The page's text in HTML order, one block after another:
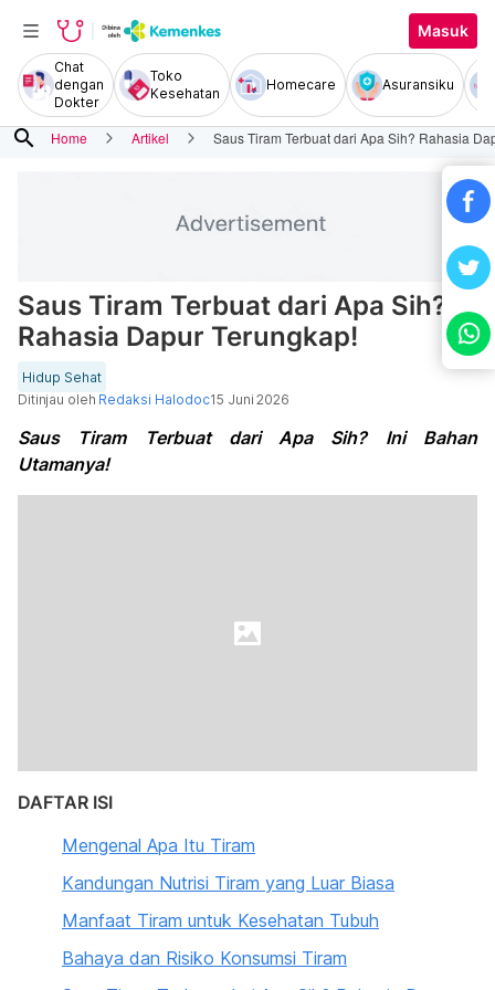
Masuk
Chat
dengan
Dokter
Toko
Kesehatan
Homecare Asuransiku
search Home Artikel Saus Tiram Terbuat dari Apa Sih? Rahasia
Saus Tiram Terbuat dari Apa Sih?
Rahasia Dapur Terungkap!
Hidup Sehat
Ditinjau oleh Redaksi Halodoc15 Juni 2026
Saus Tiram Terbuat dari Apa Sih? Ini Bahan
Utamanya!
DAFTAR ISI
Mengenal Apa Itu Tiram
Kandungan Nutrisi Tiram yang Luar Biasa
Manfaat Tiram untuk Kesehatan Tubuh
Bahaya dan Risiko Konsumsi Tiram